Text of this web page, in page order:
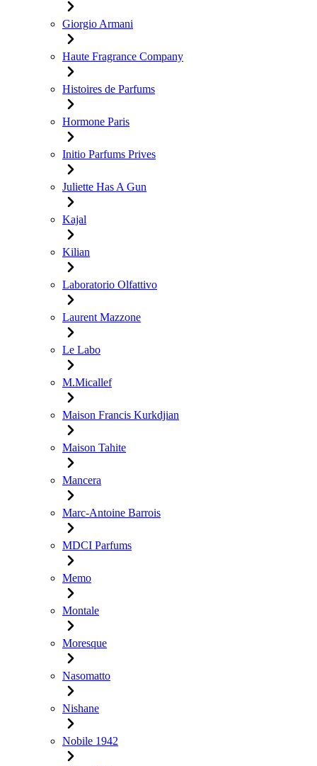
Giorgio Armani
Haute Fragrance Company
Histoires de Parfums
Hormone Paris
Initio Parfums Prives
Juliette Has A Gun
Kajal
Kilian
Laboratorio Olfattivo
Laurent Mazzone
Le Labo
M.Micallef
Maison Francis Kurkdjian
Maison Tahite
Mancera
Marc-Antoine Barrois
MDCI Parfums
Memo
Montale
Moresque
Nasomatto
Nishane
Nobile 1942